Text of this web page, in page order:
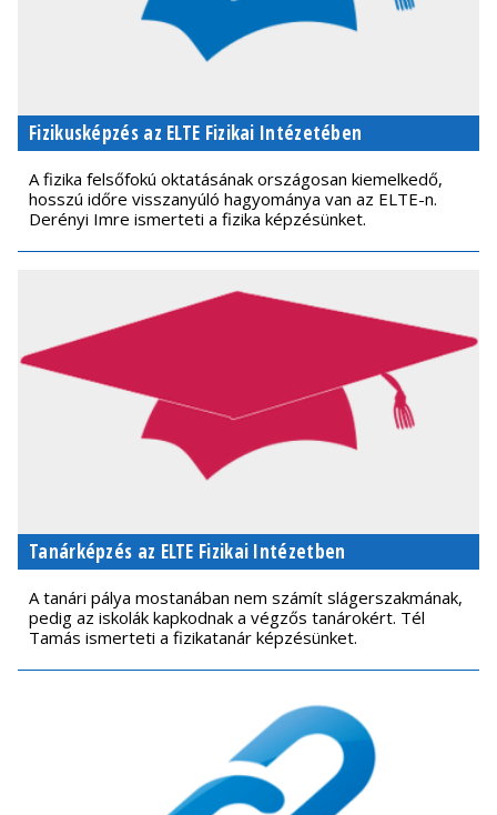
Fizikusképzés az ELTE Fizikai Intézetében
A fizika felsőfokú oktatásának országosan kiemelkedő,
hosszú időre visszanyúló hagyománya van az ELTE-n.
Derényi Imre ismerteti a fizika képzésünket.
Tanárképzés az ELTE Fizikai Intézetben
A tanári pálya mostanában nem számít slágerszakmának,
pedig az iskolák kapkodnak a végzős tanárokért. Tél
Tamás ismerteti a fizikatanár képzésünket.